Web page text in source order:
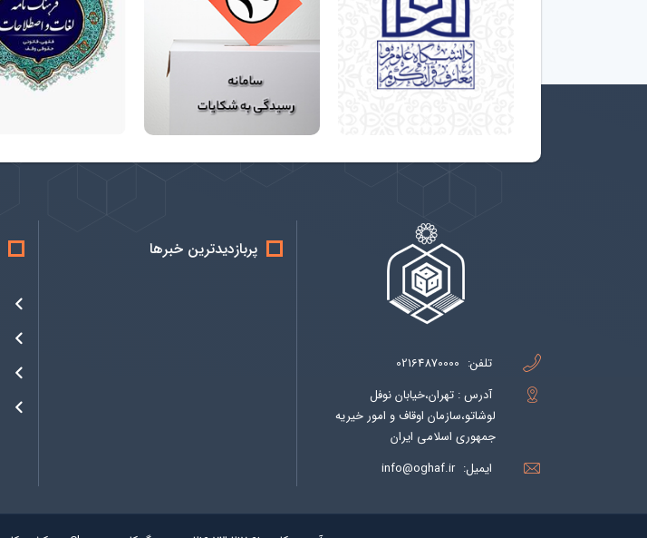
تلفن: 02164870000
آدرس : تهران،خیابان نوفل
لوشاتو،سازمان اوقاف و امور خیریه
جمهوری اسلامی ایران
ایمیل: info@oghaf.ir
پربازدیدترین خبرها